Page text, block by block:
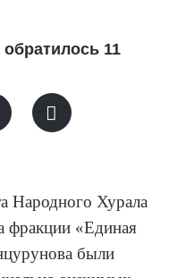
11
Народного Хурала
фракции «Единая
были